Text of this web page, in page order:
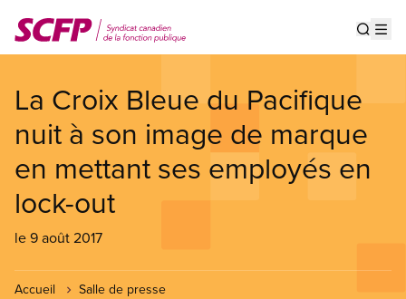
au
contenu
La Croix Bleue du Pacifique
nuit à son image de marque
en mettant ses employés en
lock-out
le 9 août 2017
Accueil Salle de presse